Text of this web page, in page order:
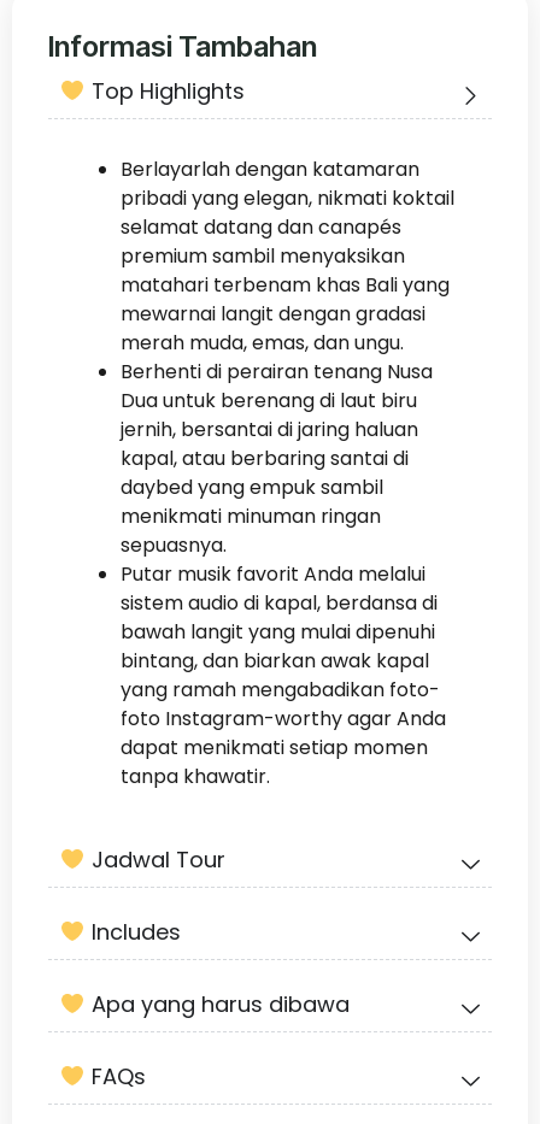
Informasi Tambahan
Top Highlights
Berlayarlah dengan katamaran
pribadi yang elegan, nikmati koktail
selamat datang dan canapés
premium sambil menyaksikan
matahari terbenam khas Bali yang
mewarnai langit dengan gradasi
merah muda, emas, dan ungu.
Berhenti di perairan tenang Nusa
Dua untuk berenang di laut biru
jernih, bersantai di jaring haluan
kapal, atau berbaring santai di
daybed yang empuk sambil
menikmati minuman ringan
sepuasnya.
Putar musik favorit Anda melalui
sistem audio di kapal, berdansa di
bawah langit yang mulai dipenuhi
bintang, dan biarkan awak kapal
yang ramah mengabadikan foto-
foto Instagram-worthy agar Anda
dapat menikmati setiap momen
tanpa khawatir.
Jadwal Tour
Includes
Apa yang harus dibawa
FAQs